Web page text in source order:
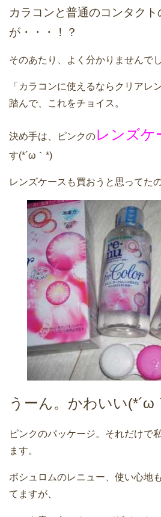
カラコンと普通のコンタクト
が・・・！？
そのあたり、よく分かりませんでし
「カラコンに使えるならクリアレ
踏んで、これをチョイス。
決め手は、ピンクのレンズケ
す(*´ω｀*)
レンズケースも買おうと思ってた
うーん。かわいい(*´ω
ピンクのパッケージ。それだけで私
ます。
ボシュロムのレニュー、使い心地
てますが、